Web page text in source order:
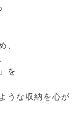
、
を
うな収納を心が